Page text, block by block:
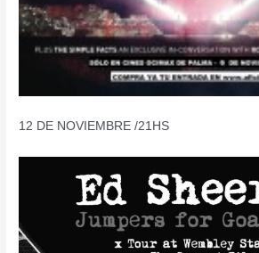
12 DE NOVIEMBRE /21HS